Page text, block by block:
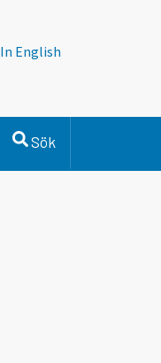
In English
Sök